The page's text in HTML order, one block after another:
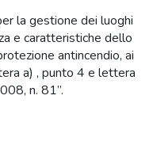
la gestione dei luoghi
e caratteristiche dello
antincendio, ai
a) , punto 4 e lettera
n. 81”.